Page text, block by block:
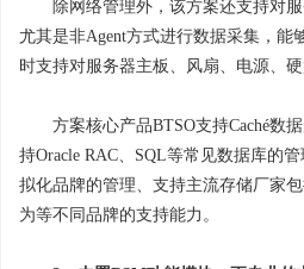
除网络管理外，该方案还支持对
尤其是非Agent方式进行数据采集，能
时支持对服务器主板、风扇、电源、
方案核心产品BTSO支持Caché数
持Oracle RAC、SQL等常见数据库的
拟化品牌的管理、支持主流存储厂家
为等不同品牌的支持能力。